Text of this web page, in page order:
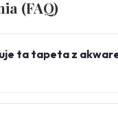
(FAQ)
ta tapeta z